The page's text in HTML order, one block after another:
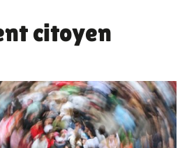
citoyen